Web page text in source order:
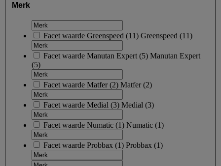
Merk
Facet waarde Greenspeed (11) Greenspeed (11)
Facet waarde Manutan Expert (5) Manutan Expert
(5)
Facet waarde Matfer(2) Matfer(2)
Facet waarde Medial (3) Medial (3)
Facet waarde Numatic (1) Numatic (1)
Facet waarde Probbax (1) Probbax (1)